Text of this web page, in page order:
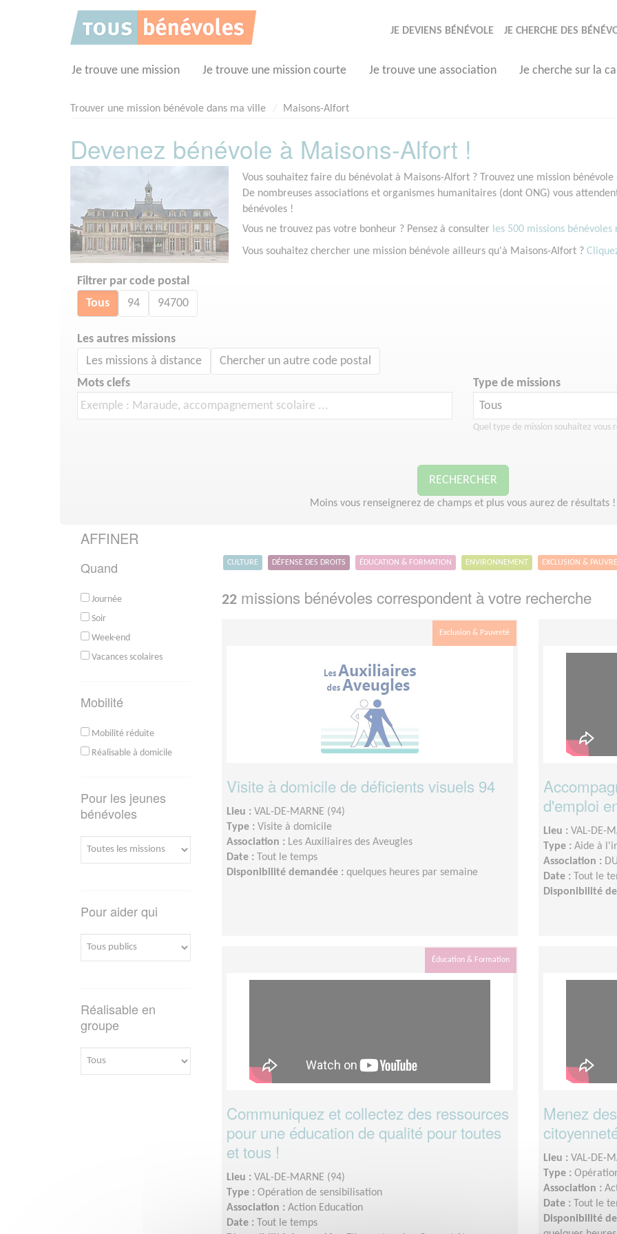
JE DEVIENS BÉNÉVOLE JE CHERCHE DES
Je trouve une mission Je trouve une mission courte Je trouve une association Je cherche sur la
Trouver une mission bénévole dans ma ville Maisons-Alfort
Devenez bénévole à Maisons-Alfort !
Vous souhaitez faire du bénévolat à Maisons-Alfort ? Trouvez une mission
De nombreuses associations et organismes humanitaires (dont ONG) vous
bénévoles !
Vous ne trouvez pas votre bonheur ? Pensez à consulter les 500 missions
Vous souhaitez chercher une mission bénévole ailleurs qu'à Maisons-Alfort ?
Filtrer par code postal
Tous 94 94700
Les autres missions
Les missions à distance Chercher un autre code postal
Mots clefs Type de missions
Quel type de mission souhaitez vous
RECHERCHER
Moins vous renseignerez de champs et plus vous aurez de résultats !
AFFINER
Quand
Journée
Soir
Week-end
Vacances scolaires
Mobilité
Mobilité réduite
Réalisable à domicile
Pour les jeunes
bénévoles
Pour aider qui
Réalisable en
groupe
CULTURE DÉFENSE DES DROITS ÉDUCATION & FORMATION ENVIRONNEMENT EXCLUSION &
22 missions bénévoles correspondent à votre recherche
Exclusion & Pauvreté
Visite à domicile de déficients visuels 94
Lieu : VAL-DE-MARNE (94)
Type : Visite à domicile
Association : Les Auxiliaires des Aveugles
Date :
Tout le temps
Disponibilité demandée : quelques heures par semaine
d'emploi
Lieu : VAL-DE-
Type : Aide à
Association :
Date :
Tout le
Disponibilité
Éducation & Formation
Communiquez et collectez des ressources
pour une éducation de qualité pour toutes
et tous !
Lieu : VAL-DE-MARNE (94)
Type : Opération de sensibilisation
Association : Action Education
Date :
Tout le temps
Menez
Lieu : VAL-DE-
Type :
Association :
Date :
Tout le
Disponibilité